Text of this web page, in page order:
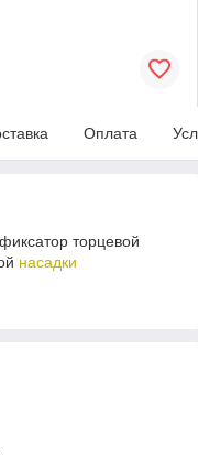
Оплата
торцевой
насадки